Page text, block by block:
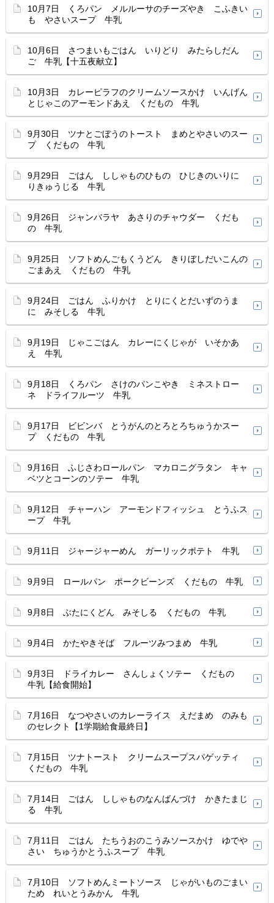
10月7日 くろパン メルルーサのチーズやき こふきい
も やさいスープ 牛乳
10月6日 さつまいもごはん いりどり みたらしだん
ご 牛乳【十五夜献立】
10月3日 カレーピラフのクリームソースかけ いんげん
とじゃこのアーモンドあえ くだもの 牛乳
9月30日 ツナとごぼうのトースト まめとやさいのスー
プ くだもの 牛乳
9月29日 ごはん ししゃものひもの ひじきのいりに
りきゅうじる 牛乳
9月26日 ジャンバラヤ あさりのチャウダー くだも
の 牛乳
9月25日 ソフトめんごもくうどん きりぼしだいこんの
ごまあえ くだもの 牛乳
9月24日 ごはん ふりかけ とりにくとだいずのうま
に みそしる 牛乳
9月19日 じゃこごはん カレーにくじゃが いそかあ
え 牛乳
9月18日 くろパン さけのパンこやき ミネストロー
ネ ドライフルーツ 牛乳
9月17日 ビビンバ とうがんのとろとろちゅうかスー
プ くだもの 牛乳
9月16日 ふじさわロールパン マカロニグラタン キャ
ベツとコーンのソテー 牛乳
9月12日 チャーハン アーモンドフィッシュ とうふス
ープ 牛乳
9月11日 ジャージャーめん ガーリックポテト 牛乳
9月9日 ロールパン ポークビーンズ くだもの 牛乳
9月8日 ぶたにくどん みそしる くだもの 牛乳
9月4日 かたやきそば フルーツみつまめ 牛乳
9月3日 ドライカレー さんしょくソテー くだもの
牛乳【給食開始】
7月16日 なつやさいのカレーライス えだまめ のみも
のセレクト【1学期給食最終日】
7月15日 ツナトースト クリームスープスパゲッティ
くだもの 牛乳
7月14日 ごはん ししゃものなんばんづけ かきたまじ
る 牛乳
7月11日 ごはん たちうおのこうみソースかけ ゆでや
さい ちゅうかとうふスープ 牛乳
7月10日 ソフトめんミートソース じゃがいものごまい
ため れいとうみかん 牛乳